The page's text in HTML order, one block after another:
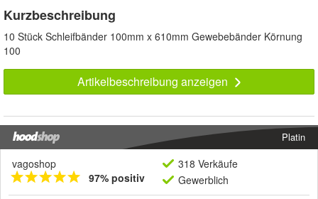
Kurzbeschreibung
10 Stück Schleifbänder 100mm x 610mm Gewebebänder Körnung
100
Artikelbeschreibung anzeigen
Platin
vagoshop
97% positiv
318 Verkäufe
Gewerblich